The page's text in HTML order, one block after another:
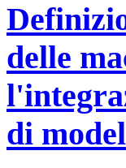
delle
di